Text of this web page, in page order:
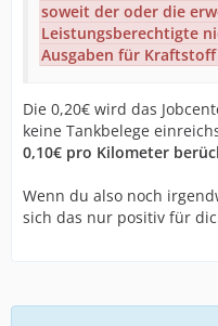
soweit der oder die
Leistungsberechtigte
Ausgaben für
Die 0,20€ wird das
keine Tankbelege
0,10€ pro Kilometer
Wenn du also noch
sich das nur positiv für